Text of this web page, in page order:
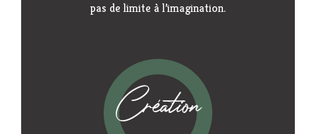
pas de limite à l’imagination.
Création